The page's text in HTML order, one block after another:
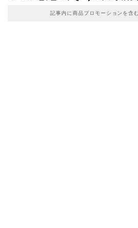
記事内に商品プロモーションを含